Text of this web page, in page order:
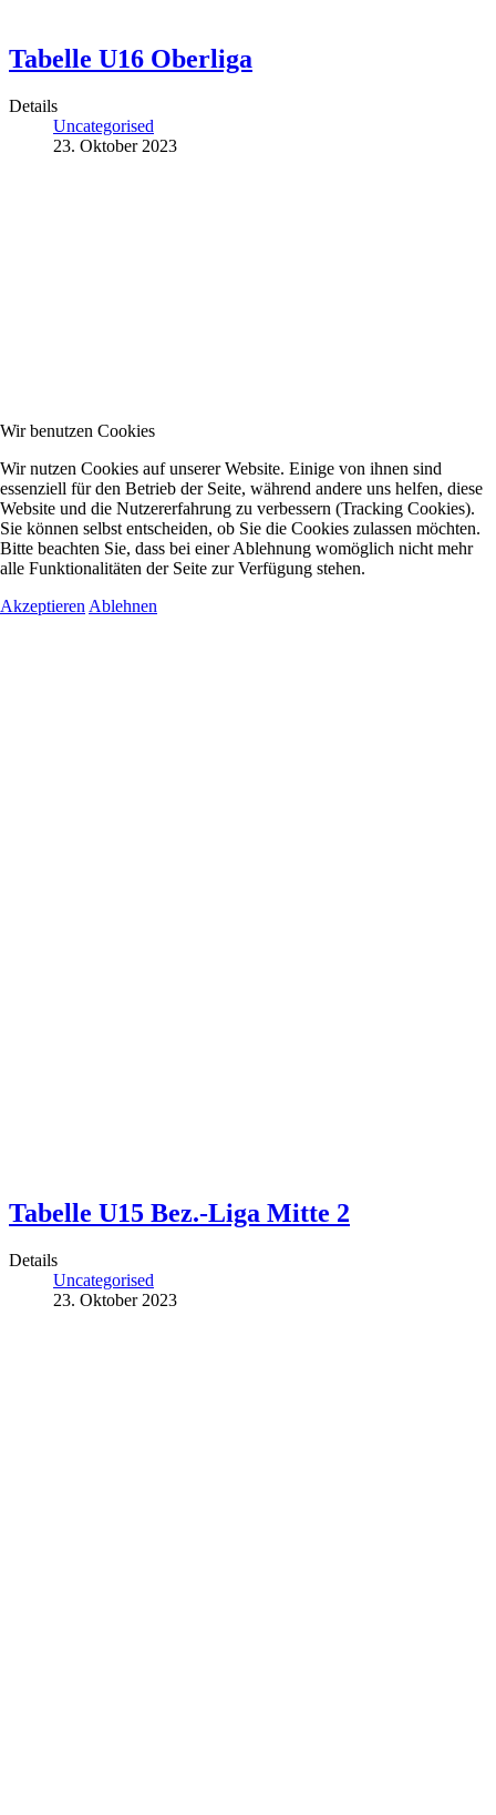
Tabelle U16 Oberliga
Details
Uncategorised
23. Oktober 2023
Tabelle U15 Bez.-Liga Mitte 2
Details
Uncategorised
23. Oktober 2023
Wir benutzen Cookies
Wir nutzen Cookies auf unserer Website. Einige von ihnen sind
essenziell für den Betrieb der Seite, während andere uns helfen, diese
Website und die Nutzererfahrung zu verbessern (Tracking Cookies).
Sie können selbst entscheiden, ob Sie die Cookies zulassen möchten.
Bitte beachten Sie, dass bei einer Ablehnung womöglich nicht mehr
alle Funktionalitäten der Seite zur Verfügung stehen.
Akzeptieren Ablehnen